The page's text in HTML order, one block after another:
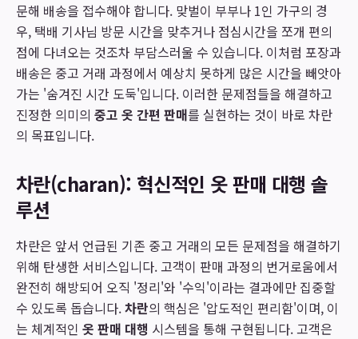
문해 배송을 접수해야 합니다. 맞벌이 부부나 1인 가구의 경
우, 택배 기사님 방문 시간을 맞추거나 점심시간을 쪼개 편의
점에 다녀오는 것조차 부담스러울 수 있습니다. 이처럼 포장과
배송은 중고 거래 과정에서 예상치 못하게 많은 시간을 빼앗아
가는 '숨겨진 시간 도둑'입니다. 이러한 문제점들을 해결하고
진정한 의미의 중고 옷 간편 판매를 실현하는 것이 바로 차란
의 목표입니다.
차란(charan): 혁신적인 옷 판매 대행 솔
루션
차란은 앞서 언급된 기존 중고 거래의 모든 문제점을 해결하기
위해 탄생한 서비스입니다. 고객이 판매 과정의 번거로움에서
완전히 해방되어 오직 '정리'와 '수익'이라는 결과에만 집중할
수 있도록 돕습니다.차란의 핵심은 '압도적인 편리함'이며, 이
는 체계적인 옷 판매 대행 시스템을 통해 구현됩니다. 고객은